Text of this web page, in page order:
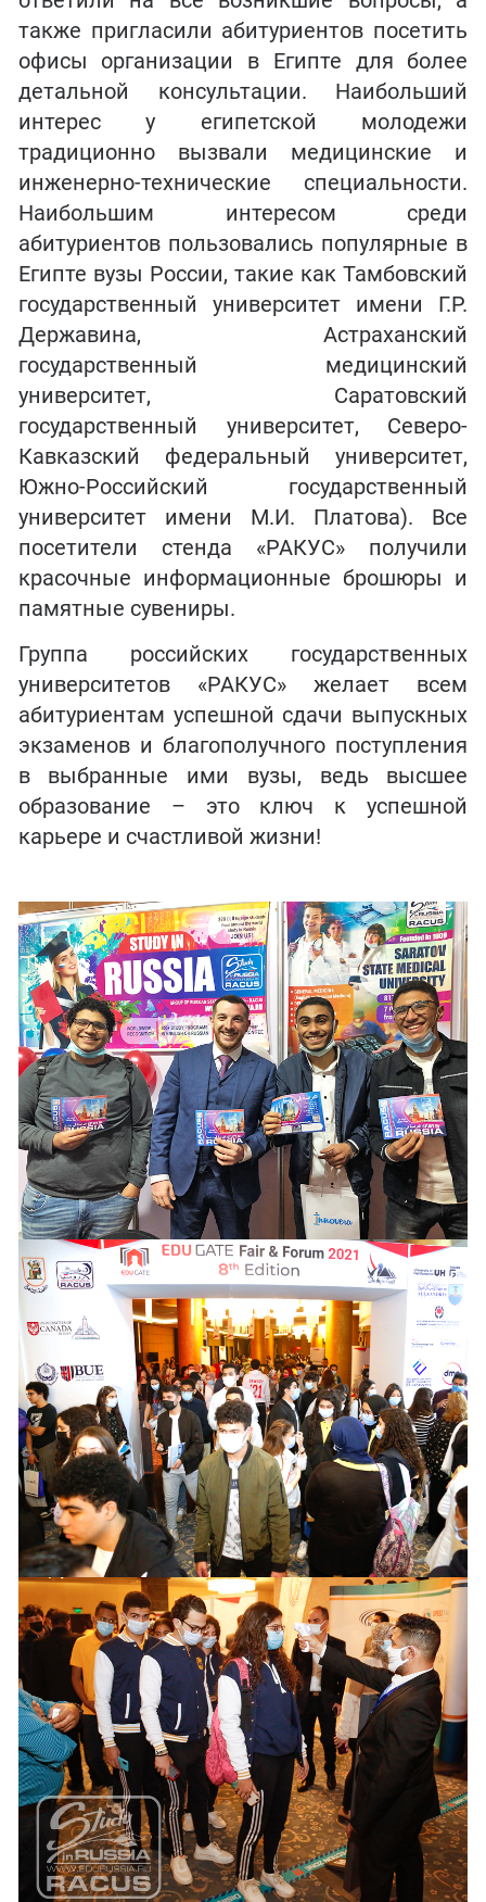
также пригласили абитуриентов посетить
офисы организации в Египте для более
детальной консультации. Наибольший
интерес у египетской молодежи
традиционно вызвали медицинские и
инженерно-технические специальности.
Наибольшим интересом среди
абитуриентов пользовались популярные в
Египте вузы России, такие как Тамбовский
государственный университет имени Г.Р.
Державина, Астраханский
государственный медицинский
университет, Саратовский
государственный университет, Северо-
Кавказский федеральный университет,
Южно-Российский государственный
университет имени М.И. Платова). Все
посетители стенда «РАКУС» получили
красочные информационные брошюры и
памятные сувениры.
Группа российских государственных
университетов «РАКУС» желает всем
абитуриентам успешной сдачи выпускных
экзаменов и благополучного поступления
в выбранные ими вузы, ведь высшее
образование – это ключ к успешной
карьере и счастливой жизни!